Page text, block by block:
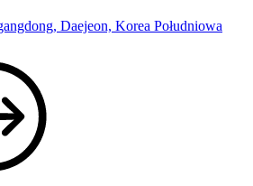
Daejeon, Korea Południowa